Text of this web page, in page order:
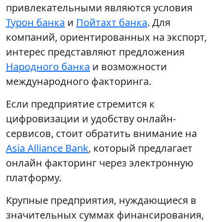
привлекательными являются условия
Турон банка и Пойтахт банка. Для
компаний, ориентированных на экспорт,
интерес представляют предложения
Народного банка и возможности
международного факторинга.
Если предприятие стремится к
цифровизации и удобству онлайн-
сервисов, стоит обратить внимание на
Asia Alliance Bank, который предлагает
онлайн факторинг через электронную
платформу.
Крупные предприятия, нуждающиеся в
значительных суммах финансирования,